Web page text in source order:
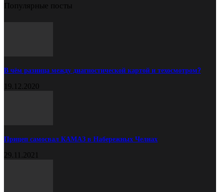
Популярные посты
В чём разница между диагностической картой и техосмотром?
19.12.2020
Прицеп самосвал КАМАЗ в Набережных Челнах
29.11.2021